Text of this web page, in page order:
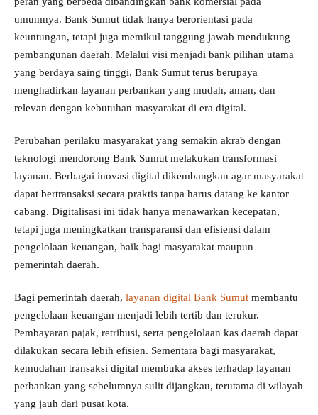
umumnya. Bank Sumut tidak hanya berorientasi pada
keuntungan, tetapi juga memikul tanggung jawab mendukung
pembangunan daerah. Melalui visi menjadi bank pilihan utama
yang berdaya saing tinggi, Bank Sumut terus berupaya
menghadirkan layanan perbankan yang mudah, aman, dan
relevan dengan kebutuhan masyarakat di era digital.
Perubahan perilaku masyarakat yang semakin akrab dengan
teknologi mendorong Bank Sumut melakukan transformasi
layanan. Berbagai inovasi digital dikembangkan agar masyarakat
dapat bertransaksi secara praktis tanpa harus datang ke kantor
cabang. Digitalisasi ini tidak hanya menawarkan kecepatan,
tetapi juga meningkatkan transparansi dan efisiensi dalam
pengelolaan keuangan, baik bagi masyarakat maupun
pemerintah daerah.
Bagi pemerintah daerah, layanan digital Bank Sumut membantu
pengelolaan keuangan menjadi lebih tertib dan terukur.
Pembayaran pajak, retribusi, serta pengelolaan kas daerah dapat
dilakukan secara lebih efisien. Sementara bagi masyarakat,
kemudahan transaksi digital membuka akses terhadap layanan
perbankan yang sebelumnya sulit dijangkau, terutama di wilayah
yang jauh dari pusat kota.